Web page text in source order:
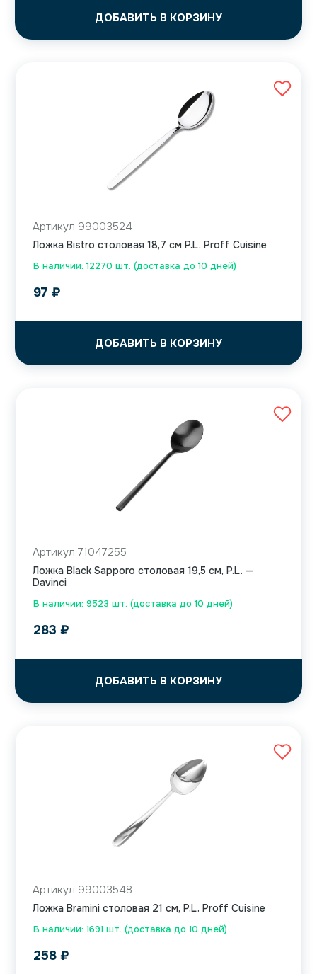
ДОБАВИТЬ В КОРЗИНУ
В наличии: 12270 шт. (доставка до 10 дней)
Артикул 99003524
Ложка Bistro столовая 18,7 см P.L. Proff Cuisine
97 ₽
ДОБАВИТЬ В КОРЗИНУ
В наличии: 9523 шт. (доставка до 10 дней)
Артикул 71047255
Ложка Black Sapporo столовая 19,5 см, P.L. —
Davinci
283 ₽
ДОБАВИТЬ В КОРЗИНУ
В наличии: 1691 шт. (доставка до 10 дней)
Артикул 99003548
Ложка Bramini столовая 21 см, P.L. Proff Cuisine
258 ₽